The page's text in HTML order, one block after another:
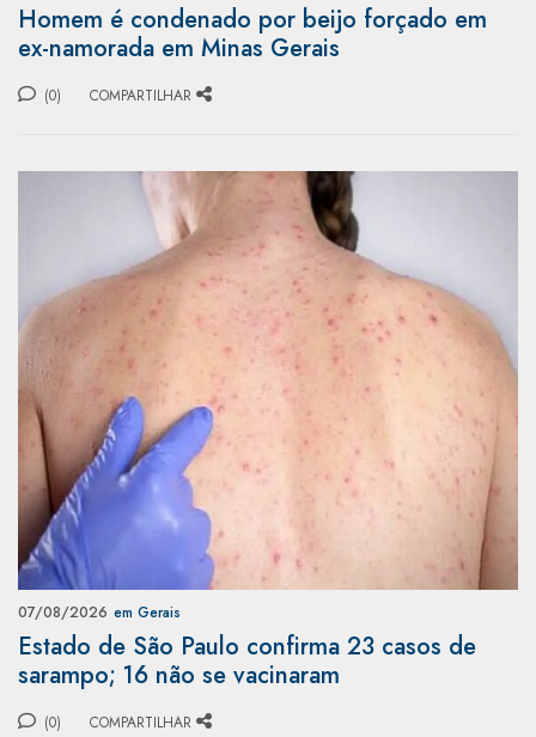
Homem é condenado por beijo forçado em
ex-namorada em Minas Gerais
(0) COMPARTILHAR
07/08/2026 em Gerais
Estado de São Paulo confirma 23 casos de
sarampo; 16 não se vacinaram
(0) COMPARTILHAR